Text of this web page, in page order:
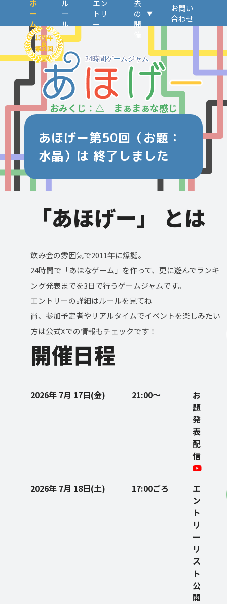
ホ
ー
ム
ル
ー
ル
エン
トリ
ー
去
の
開
お問い
合わせ
おみくじ：△ まぁまぁな感じ
あほげー第50回（お題：
水晶）は 終了しました
「あほげー」 とは
飲み会の雰囲気で2011年に爆誕。
24時間で「あほなゲーム」を作って、更に遊んでランキ
ング発表までを3日で行うゲームジャムです。
エントリーの詳細はルールを見てね
尚、参加予定者やリアルタイムでイベントを楽しみたい
方は公式Xでの情報もチェックです！
開催日程
2026年 7月 17日(金) 21:00〜
お
題
発
表
配
信
2026年 7月 18日(土) 17:00ごろ
エ
ン
ト
リ
ー
リ
ス
ト
公
開